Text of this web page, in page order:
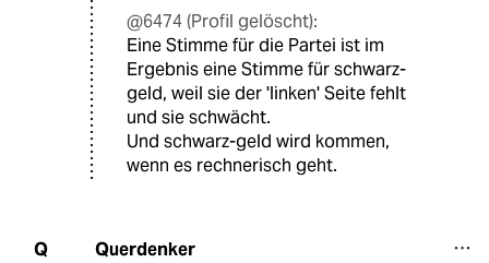
@6474 (Profil gelöscht):
Eine Stimme für die Partei ist im
Ergebnis eine Stimme für schwarz-
geld, weil sie der 'linken' Seite fehlt
und sie schwächt.
Und schwarz-geld wird kommen,
wenn es rechnerisch geht.
Q Querdenker